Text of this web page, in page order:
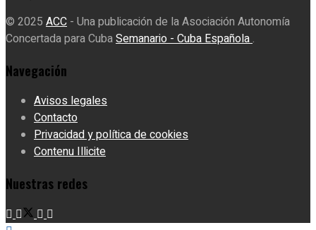
© 2025 ACC - Una publicación de la Asociación Autonomía
Concertada para CubaSemanario - Cuba Española.
Navegación
Avisos legales
Contacto
Privacidad y política de cookies
Contenu Illicite
Nuestras redes